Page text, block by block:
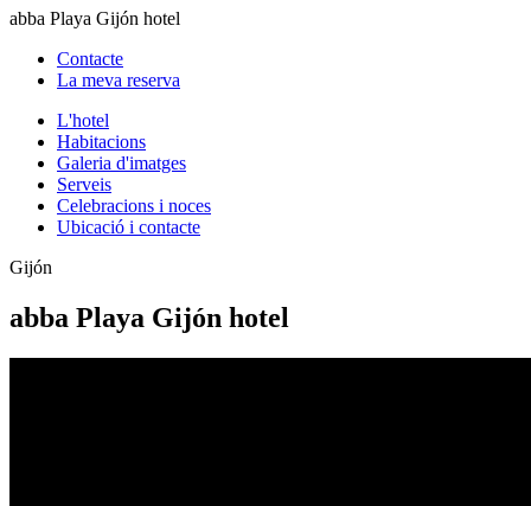
abba Playa Gijón hotel
Contacte
La meva reserva
L'hotel
Habitacions
Galeria d'imatges
Serveis
Celebracions i noces
Ubicació i contacte
Gijón
abba Playa Gijón hotel